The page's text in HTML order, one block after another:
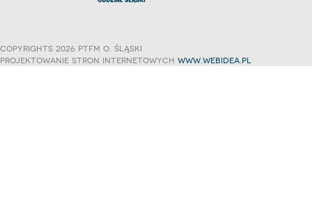
copyrights 2026 ptfm o. śląski
projektowanie stron internetowych www.webidea.pl